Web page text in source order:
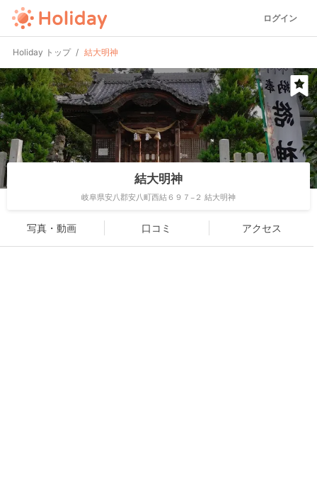
ログイン
Holiday トップ 結大明神
結大明神
岐阜県安八郡安八町西結６９７−２ 結大明神
写真・動画 口コミ アクセス